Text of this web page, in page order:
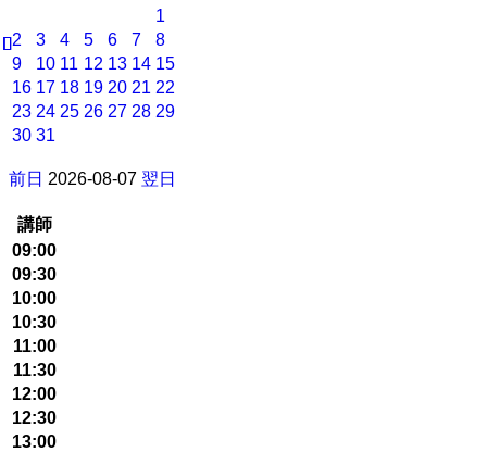
1
2
3 4 5 6 7
8
9
10 11 12 13 14 15
16 17 18 19 20 21 22
23 24 25 26 27 28 29
30 31
前日 2026-08-07 翌日
講師
09:00
09:30
10:00
10:30
11:00
11:30
12:00
12:30
13:00